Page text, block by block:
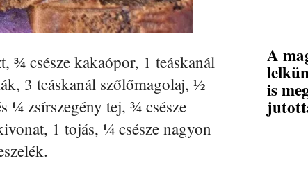
¾ csésze kakaópor, 1 teáskanál
3 teáskanál szőlőmagolaj, ½
¼ zsírszegény tej, ¾ csésze
1 tojás, ¼ csésze nagyon
A
is